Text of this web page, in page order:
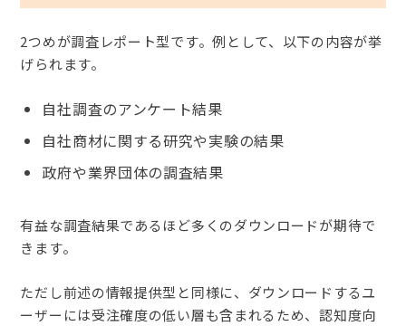
2つめが調査レポート型です。例として、以下の内容が挙
げられます。
自社調査のアンケート結果
自社商材に関する研究や実験の結果
政府や業界団体の調査結果
有益な調査結果であるほど多くのダウンロードが期待で
きます。
ただし前述の情報提供型と同様に、ダウンロードするユ
ーザーには受注確度の低い層も含まれるため、認知度向